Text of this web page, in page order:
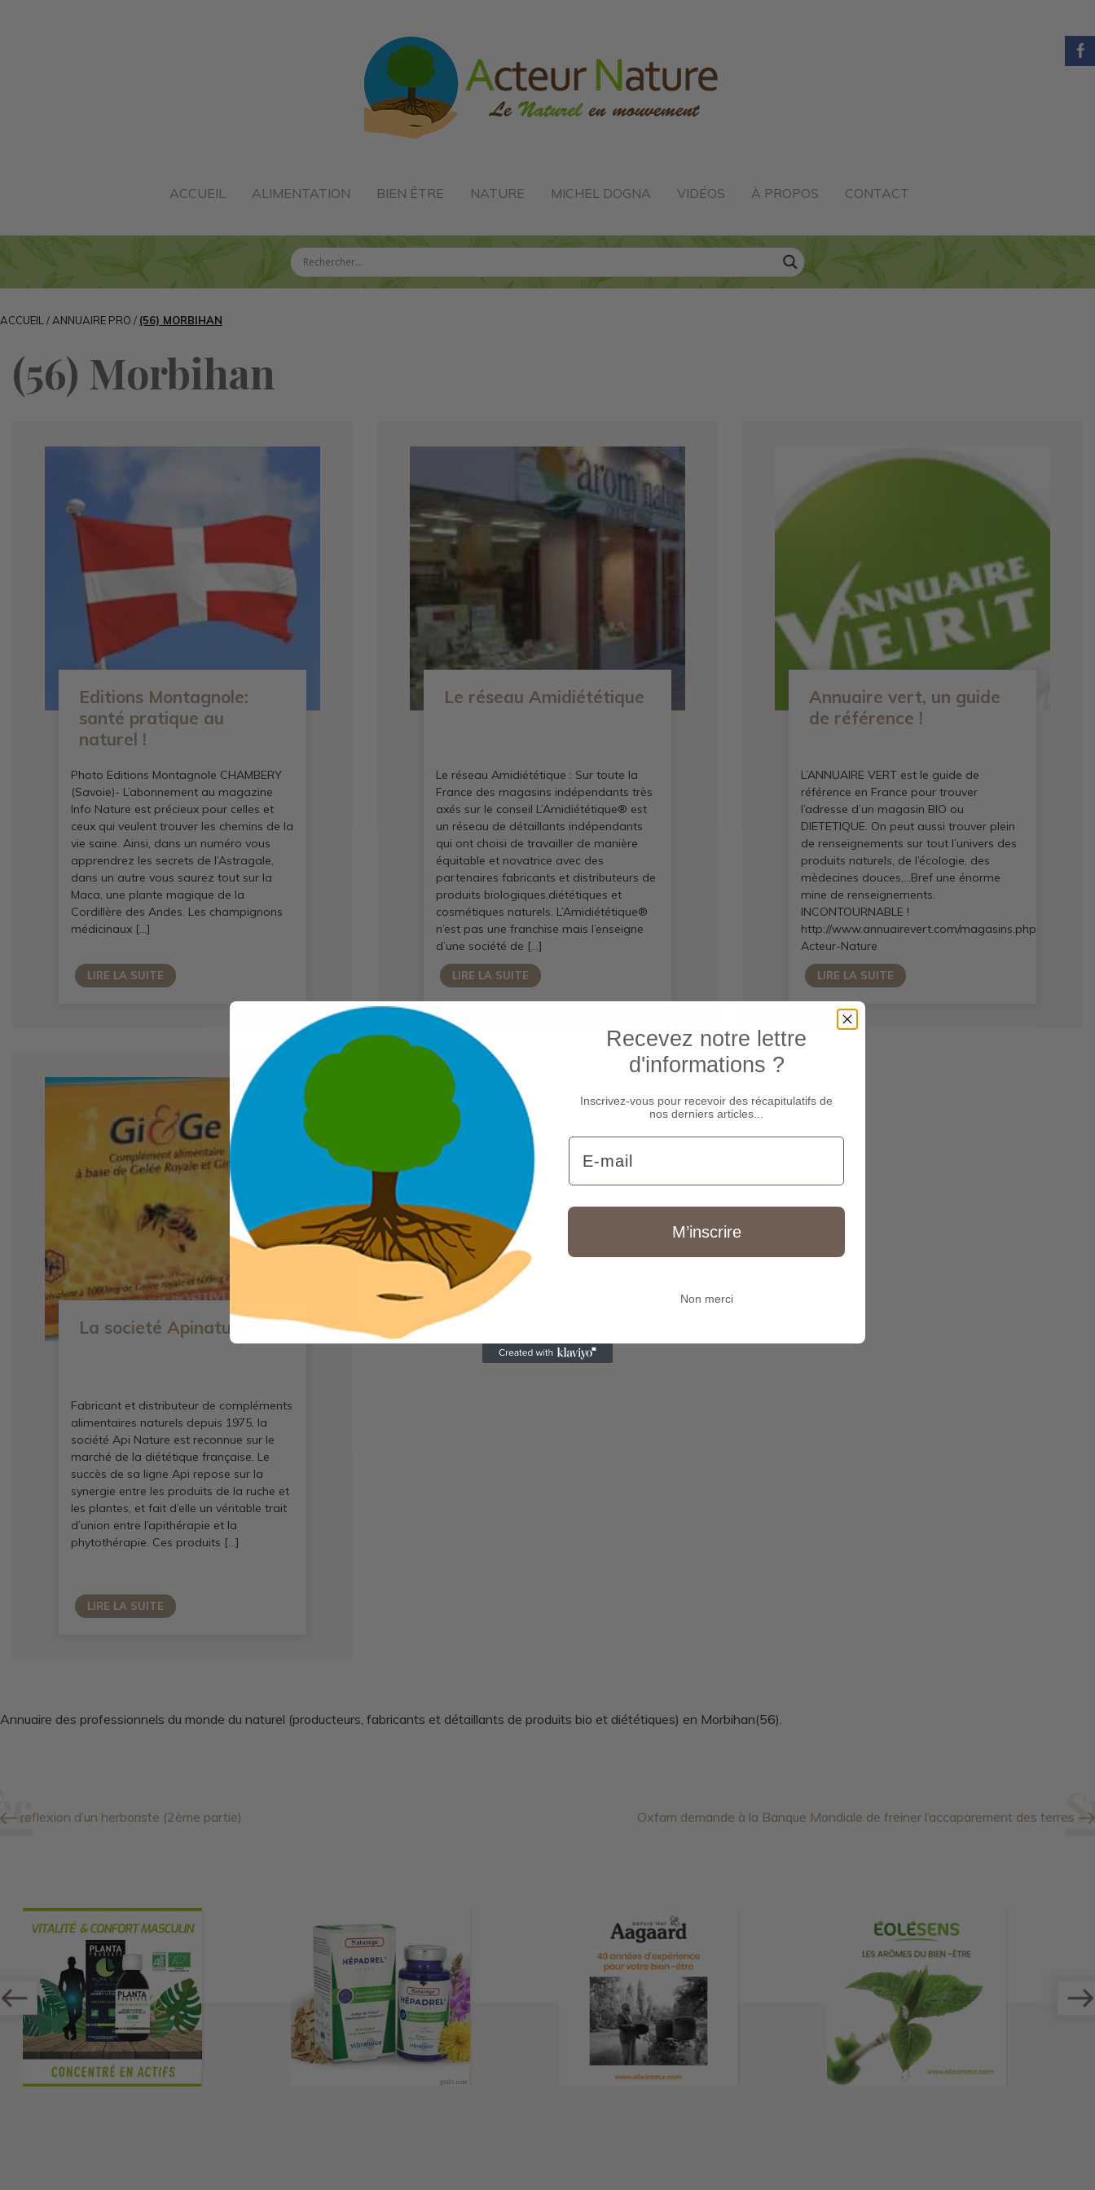
ACCUEIL ALIMENTATION BIEN ÊTRE NATURE MICHEL DOGNA VIDÉOS À PROPOS CONTACT
ACCUEIL / ANNUAIRE PRO / (56) MORBIHAN
(56) Morbihan
Editions Montagnole:
santé pratique au
naturel !
Photo Editions Montagnole CHAMBERY
(Savoie)- L’abonnement au magazine
Info Nature est précieux pour celles et
ceux qui veulent trouver les chemins de la
vie saine. Ainsi, dans un numéro vous
apprendrez les secrets de l’Astragale,
dans un autre vous saurez tout sur la
Maca, une plante magique de la
Cordillère des Andes. Les champignons
médicinaux […]
LIRE LA SUITE
Le réseau Amidiététique
Le réseau Amidiététique : Sur toute la
France des magasins indépendants très
axés sur le conseil L’Amidiététique® est
un réseau de détaillants indépendants
qui ont choisi de travailler de manière
équitable et novatrice avec des
partenaires fabricants et distributeurs de
produits biologiques,diététiques et
cosmétiques naturels. L’Amidiététique®
n’est pas une franchise mais l’enseigne
d’une société de […]
LIRE LA SUITE
Annuaire vert, un guide
de référence !
L’ANNUAIRE VERT est le guide de
référence en France pour trouver
l’adresse d’un magasin BIO ou
DIETETIQUE. On peut aussi trouver plein
de renseignements sur tout l’univers des
produits naturels, de l’écologie, des
mèdecines douces,…Bref une énorme
mine de renseignements.
INCONTOURNABLE !
http://www.annuairevert.com/magasins.php
Acteur-Nature
LIRE LA SUITE
La societé Apinature
Fabricant et distributeur de compléments
alimentaires naturels depuis 1975, la
société Api Nature est reconnue sur le
marché de la diététique française. Le
succès de sa ligne Api repose sur la
synergie entre les produits de la ruche et
les plantes, et fait d’elle un véritable trait
d’union entre l’apithérapie et la
phytothérapie. Ces produits […]
LIRE LA SUITE
Annuaire des professionnels du monde du naturel (producteurs, fabricants et détaillants de produits bio et diététiques) en Morbihan(56).
reflexion d’un herboriste (2ème partie) Oxfam demande à la Banque Mondiale de freiner l’accaparement des terres
Recevez notre lettre
d'informations ?
Inscrivez-vous pour recevoir des récapitulatifs de
nos derniers articles...
Email
M’inscrire
Non merci